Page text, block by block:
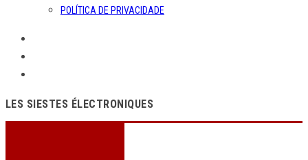
POLÍTICA DE PRIVACIDADE
LES SIESTES ÉLECTRONIQUES